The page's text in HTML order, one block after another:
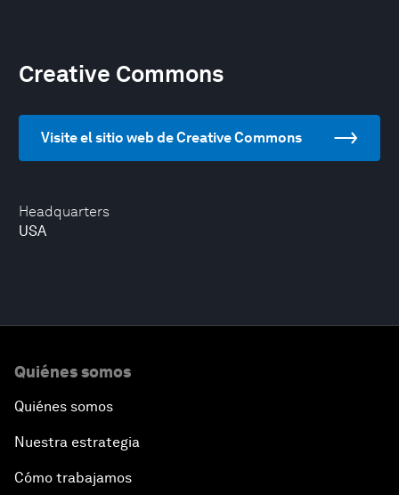
Headquarters
USA
Creative Commons
Visite el sitio web de Creative Commons
Quiénes somos
Quiénes somos
Nuestra estrategia
Cómo trabajamos